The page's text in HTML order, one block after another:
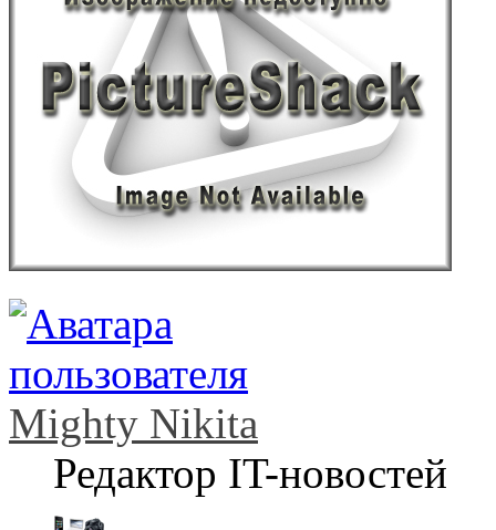
Mighty Nikita
Редактор IT-новостей